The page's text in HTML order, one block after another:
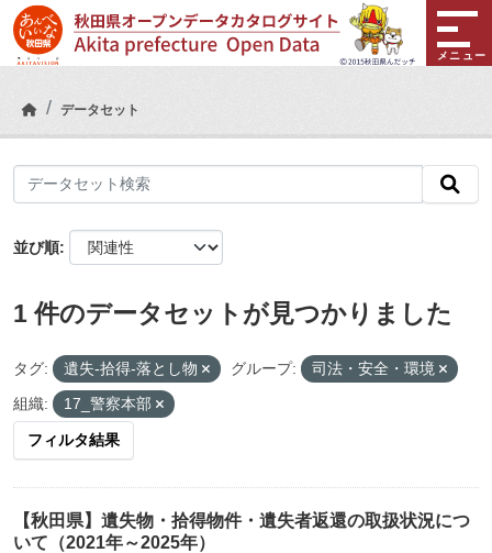
Skip to main content
メニュー
データセット
並び順
1 件のデータセットが見つかりました
タグ: 遺失-拾得-落とし物 グループ:
司法・安全・環境
組織:
17_警察本部
フィルタ結果
【秋田県】遺失物・拾得物件・遺失者返還の取扱状況につ
いて（2021年～2025年）